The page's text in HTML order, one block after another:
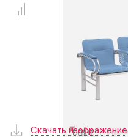
Скачать изображение